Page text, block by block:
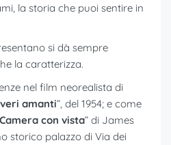
la storia che puoi sentire in
si dà sempre
la caratterizza.
nel film neorealista di
amanti”, del 1954; e come
Camera con vista” di James
storico palazzo di Via dei